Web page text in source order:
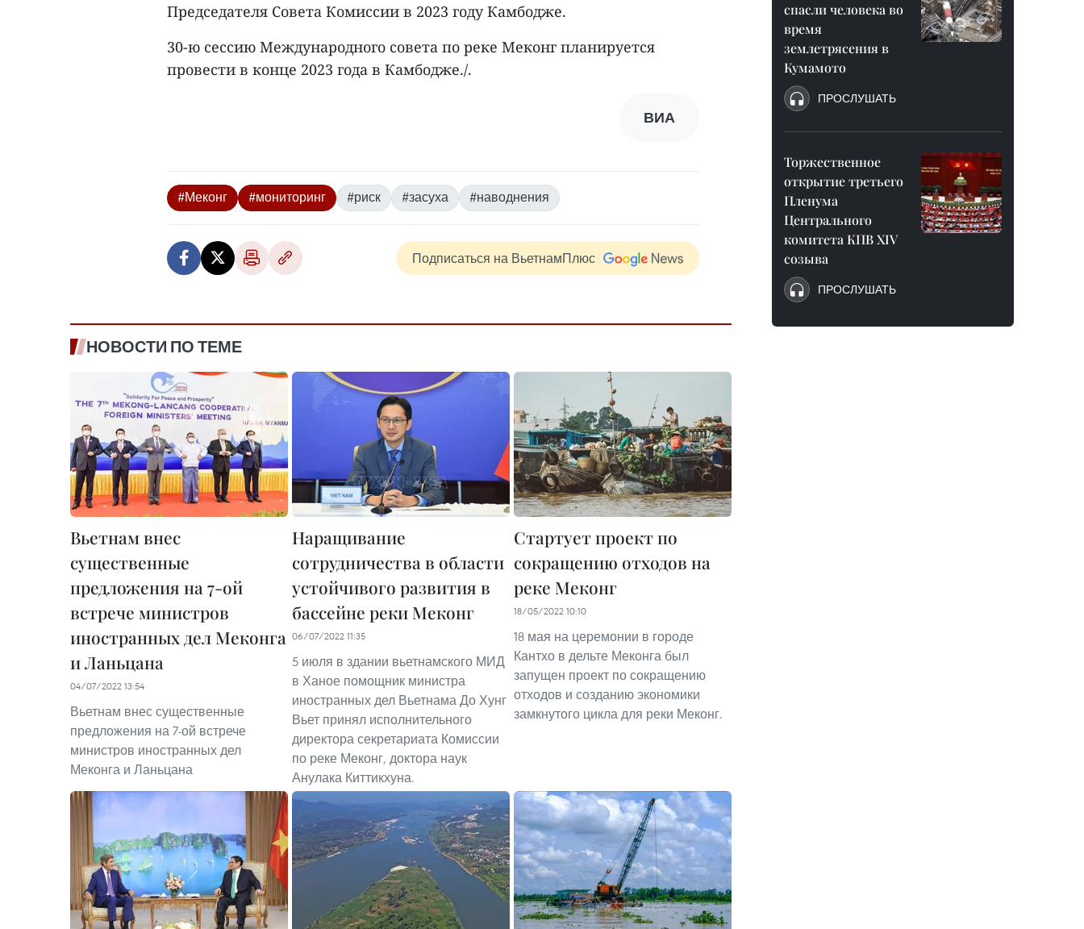
Председателя Совета Комиссии в 2023 году Камбодже.
30-ю сессию Международного совета по реке Меконг планируется
провести в конце 2023 года в Камбодже./.
ВИА
#Меконг #мониторинг #риск #засуха #наводнения
Подписаться на ВьетнамПлюс
НОВОСТИ ПО ТЕМЕ
Вьетнам внес
существенные
предложения на 7-ой
встрече министров
иностранных дел Меконга
и Ланьцана
04/07/2022 13:54
Вьетнам внес существенные
предложения на 7-ой встрече
министров иностранных дел
Меконга и Ланьцана
Наращивание
сотрудничества в области
устойчивого развития в
бассейне реки Меконг
06/07/2022 11:35
5 июля в здании вьетнамского МИД
в Ханое помощник министра
иностранных дел Вьетнама До Хунг
Вьет принял исполнительного
директора секретариата Комиссии
по реке Меконг, доктора наук
Анулака Киттикхуна.
Стартует проект по
сокращению отходов на
реке Меконг
18/05/2022 10:10
18 мая на церемонии в городе
Кантхо в дельте Меконга был
запущен проект по сокращению
отходов и созданию экономики
замкнутого цикла для реки Меконг.
спасли человека во
время
землетрясения в
Кумамото
ПРОСЛУШАТЬ
Торжественное
открытие третьего
Пленума
Центрального
комитета КПВ XIV
созыва
ПРОСЛУШАТЬ